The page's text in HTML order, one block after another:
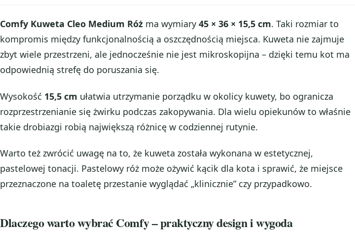
Comfy Kuweta Cleo Medium Róż ma wymiary 45 × 36 × 15,5 cm. Taki rozmiar to
kompromis między funkcjonalnością a oszczędnością miejsca. Kuweta nie zajmuje
zbyt wiele przestrzeni, ale jednocześnie nie jest mikroskopijna – dzięki temu kot ma
odpowiednią strefę do poruszania się.
Wysokość 15,5 cm ułatwia utrzymanie porządku w okolicy kuwety, bo ogranicza
rozprzestrzenianie się żwirku podczas zakopywania. Dla wielu opiekunów to właśnie
takie drobiazgi robią największą różnicę w codziennej rutynie.
Warto też zwrócić uwagę na to, że kuweta została wykonana w estetycznej,
pastelowej tonacji. Pastelowy róż może ożywić kącik dla kota i sprawić, że miejsce
przeznaczone na toaletę przestanie wyglądać „klinicznie” czy przypadkowo.
Dlaczego warto wybrać Comfy – praktyczny design i wygoda